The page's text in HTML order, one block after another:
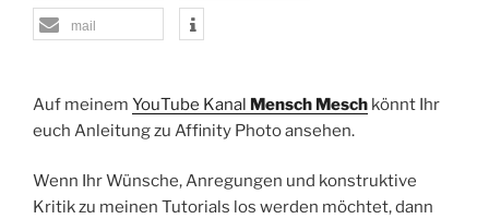
mail
Auf meinem YouTube Kanal Mensch Mesch könnt Ihr
euch Anleitung zu Affinity Photo ansehen.
Wenn Ihr Wünsche, Anregungen und konstruktive
Kritik zu meinen Tutorials los werden möchtet, dann